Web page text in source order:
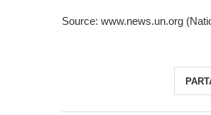
Source: www.news.un.org